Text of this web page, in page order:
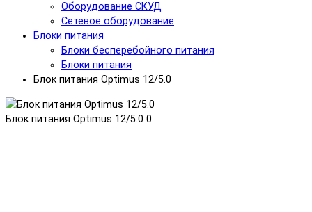
Оборудование СКУД
Сетевое оборудование
Блоки питания
Блоки бесперебойного питания
Блоки питания
Блок питания Optimus 12/5.0
Блок питания Optimus 12/5.0 0